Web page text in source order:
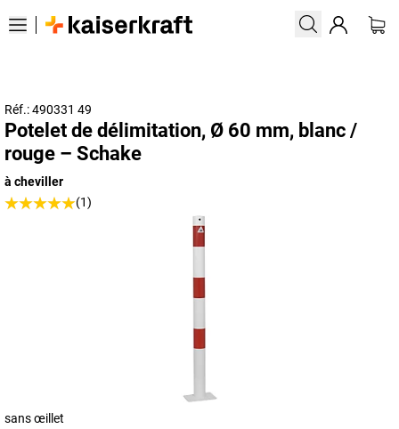
Réf.: 490331 49
Potelet de délimitation, Ø 60 mm, blanc /
rouge – Schake
à cheviller
(1)
sans œillet